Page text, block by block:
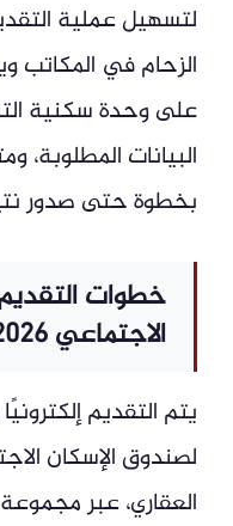
لتسهيل عملية
الزحام في المكاتب
على وحدة سكنية
البيانات
بخطوة حتى صدور
خطوات
الاجتماعي 2026
يتم التقديم
لصندوق الإسكان
العقاري، عبر